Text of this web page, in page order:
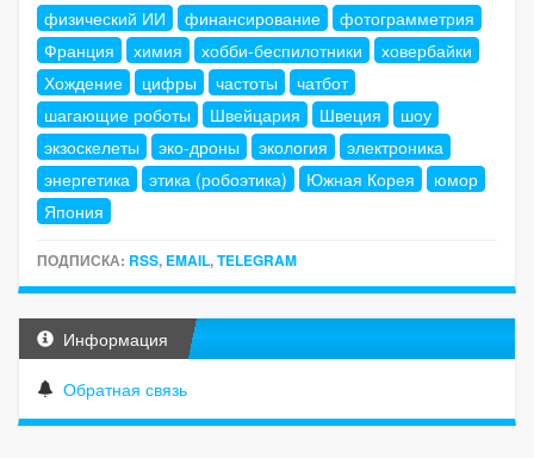
физический ИИ
финансирование
фотограмметрия
Франция
химия хобби-беспилотники
ховербайки
Хождение
цифры частоты
чатбот
шагающие роботы
Швейцария Швеция
шоу
экзоскелеты
эко-дроны экология
электроника
энергетика
этика (робоэтика) Южная Корея
юмор
Япония
ПОДПИСКА: RSS, EMAIL,TELEGRAM
Информация
Обратная связь